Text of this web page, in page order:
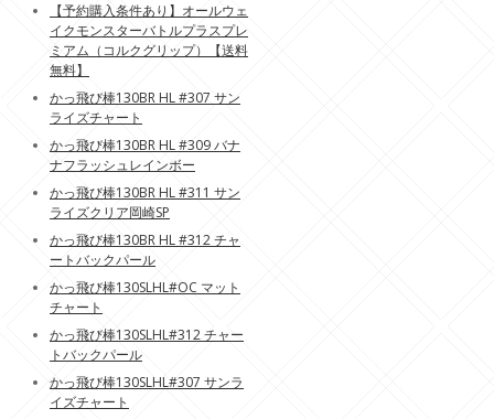
【予約購入条件あり】オールウェ
イクモンスターバトルプラスプレ
ミアム（コルクグリップ）【送料
無料】
かっ飛び棒130BR HL #307 サン
ライズチャート
かっ飛び棒130BR HL #309 バナ
ナフラッシュレインボー
かっ飛び棒130BR HL #311 サン
ライズクリア岡崎SP
かっ飛び棒130BR HL #312 チャ
ートバックパール
かっ飛び棒130SLHL#OC マット
チャート
かっ飛び棒130SLHL#312 チャー
トバックパール
かっ飛び棒130SLHL#307 サンラ
イズチャート